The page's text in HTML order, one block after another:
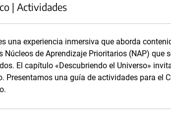
| Actividades
una experiencia inmersiva que aborda
Núcleos de Aprendizaje Prioritarios (NAP) que
El capítulo «Descubriendo el Universo»
Presentamos una guía de actividades para el